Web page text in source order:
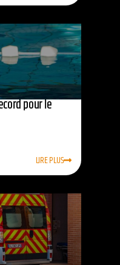
pour le
LIRE PLUS